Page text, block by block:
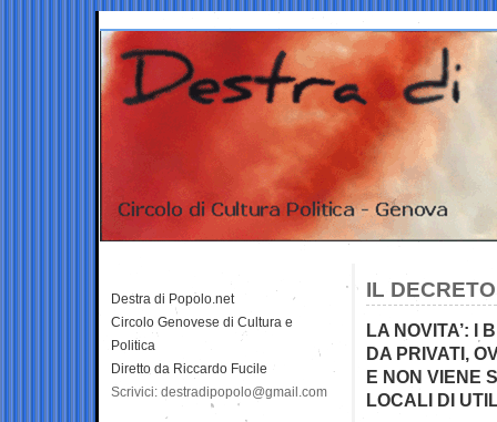
IL
LA NOVITA’: I
DA PRIVATI,
E NON VIENE
LOCALI DI
Destra di Popolo.net
Circolo Genovese di Cultura e
Politica
Diretto da Riccardo Fucile
Scrivici: destradipopolo@gmail.com